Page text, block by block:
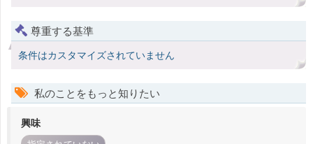
尊重する基準
条件はカスタマイズされていません
私のことをもっと知りたい
興味